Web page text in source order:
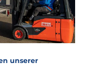
unserer